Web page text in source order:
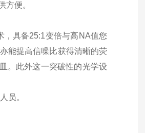
方便。
，具备25:1变倍与高NA值您
能提高信噪比获得清晰的荧
。此外这一突破性的光学设
员。